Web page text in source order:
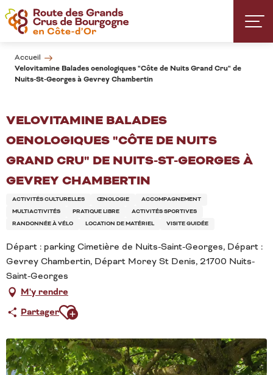
Aller
au
contenu
Accueil
Velovitamine Balades oenologiques "Côte de Nuits Grand Cru" de
Nuits-St-Georges à Gevrey Chambertin
VELOVITAMINE BALADES
OENOLOGIQUES "CÔTE DE NUITS
GRAND CRU" DE NUITS-ST-GEORGES À
GEVREY CHAMBERTIN
ACTIVITÉS CULTURELLES ŒNOLOGIE
ACCOMPAGNEMENT
MULTIACTIVITÉS
PRATIQUE LIBRE
ACTIVITÉS SPORTIVES
RANDONNÉE À VÉLO
LOCATION DE MATÉRIEL VISITE GUIDÉE
Départ : parking Cimetière de Nuits-Saint-Georges, Départ :
Gevrey Chambertin, Départ Morey St Denis, 21700 Nuits-
Saint-Georges
M'y rendre
PartagerAjouter aux favoris